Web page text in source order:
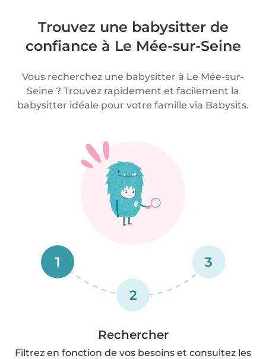
Trouvez une babysitter de
confiance à Le Mée-sur-Seine
Vous recherchez une babysitter à Le Mée-sur-
Seine ? Trouvez rapidement et facilement la
babysitter idéale pour votre famille via Babysits.
1
2
3
Rechercher
Filtrez en fonction de vos besoins et consultez les